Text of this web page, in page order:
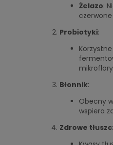
Żelazo:
Probiotyki:
Błonnik:
Obecny
wspiera
Zdrowe